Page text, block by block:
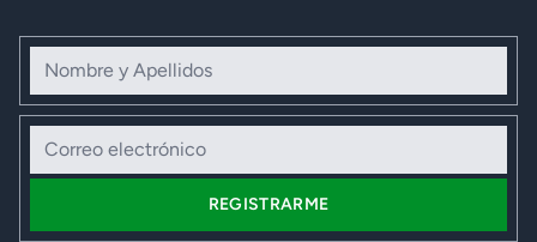
Nombre y Apellidos
Correo electrónico
REGISTRARME